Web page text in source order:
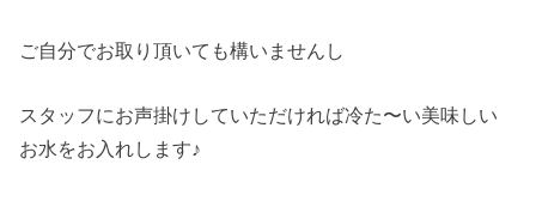
ご自分でお取り頂いても構いませんし
スタッフにお声掛けしていただければ冷た〜い美味しい
お水をお入れします♪